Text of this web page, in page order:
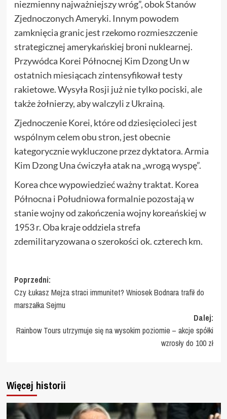
niezmienny najważniejszy wróg”, obok Stanów
Zjednoczonych Ameryki. Innym powodem
zamknięcia granic jest rzekomo rozmieszczenie
strategicznej amerykańskiej broni nuklearnej.
Przywódca Korei Północnej Kim Dzong Un w
ostatnich miesiącach zintensyfikował testy
rakietowe. Wysyła Rosji już nie tylko pociski, ale
także żołnierzy, aby walczyli z Ukrainą.
Zjednoczenie Korei, które od dziesięcioleci jest
wspólnym celem obu stron, jest obecnie
kategorycznie wykluczone przez dyktatora. Armia
Kim Dzong Una ćwiczyła atak na „wrogą wyspę”.
Korea chce wypowiedzieć ważny traktat. Korea
Północna i Południowa formalnie pozostają w
stanie wojny od zakończenia wojny koreańskiej w
1953 r. Oba kraje oddziela strefa
zdemilitaryzowana o szerokości ok. czterech km.
Zobacz
wpisy
Poprzedni:
Czy Łukasz Mejza straci immunitet? Wniosek Bodnara trafił do
marszałka Sejmu
Dalej:
Rainbow Tours utrzymuje się na wysokim poziomie – akcje spółki
wzrosły do 100 zł
Więcej historii